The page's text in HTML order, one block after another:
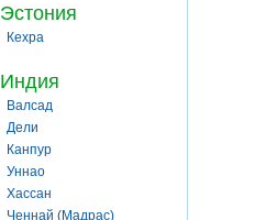
Эстония
Кехра
Индия
Валсад
Дели
Канпур
Уннао
Хассан
Ченнай (Мадрас)